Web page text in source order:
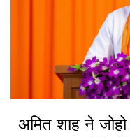
अमित शाह ने